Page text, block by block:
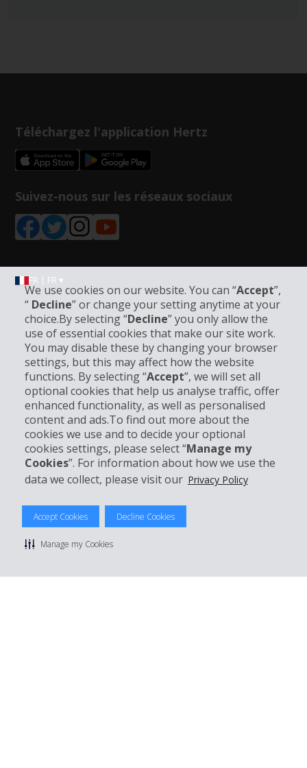
We use cookies on our website. You can “Accept”,
“ Decline” or change your setting anytime at your
choice.By selecting “Decline” you only allow the
use of essential cookies that make our site work.
You may disable these by changing your browser
settings, but this may affect how the website
functions. By selecting “Accept”, we will set all
optional cookies that help us analyse traffic, offer
enhanced functionality, as well as personalised
content and ads.To find out more about the
cookies we use and to decide your optional
cookies settings, please select “Manage my
Cookies”. For information about how we use the
data we collect, please visit our Privacy Policy
Accept Cookies Decline Cookies
Manage my Cookies
Téléchargez l'application Hertz
Suivez-nous sur les réseaux sociaux
FR | FR ▾
Informations sur l'entreprise
Entreprise
Support client
Réserver avec Hertz
© 2026 The Hertz System, Inc.
Politique de confidentialité | Conditions d'utilisation du site
Conditions de location
Gérer mes cookies